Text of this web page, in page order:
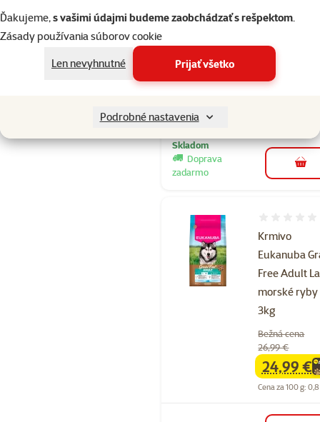
Ďakujeme,s vašimi údajmi budeme zaobchádzať s rešpektom.
Zásady používania súborov cookie
Len nevyhnutné
Prijať všetko
Podrobné nastavenia
Eukanuba
morské ryby
Skladom
Doprava
zadarmo
do
Krmivo
Eukanuba
Free Adult
morské ryby
3kg
Bežná cena
26,99 €
family
24,99 €
Cena za 100 g: